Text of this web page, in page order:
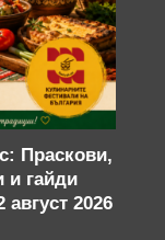
Праскови,
и гайди
2026